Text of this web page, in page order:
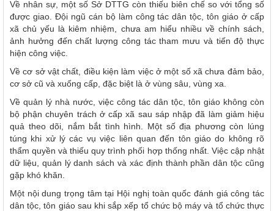
Về nhân sự, một số Sở DTTG còn thiếu biên chế so với tổng số
được giao. Đội ngũ cán bộ làm công tác dân tộc, tôn giáo ở cấp
xã chủ yếu là kiêm nhiệm, chưa am hiểu nhiều về chính sách,
ảnh hưởng đến chất lượng công tác tham mưu và tiến độ thực
hiện công việc.
Về cơ sở vật chất, điều kiện làm việc ở một số xã chưa đảm bảo,
cơ sở cũ và xuống cấp, đặc biệt là ở vùng sâu, vùng xa.
Về quản lý nhà nước, việc công tác dân tộc, tôn giáo không còn
bộ phận chuyên trách ở cấp xã sau sáp nhập đã làm giảm hiệu
quả theo dõi, nắm bắt tình hình. Một số địa phương còn lúng
túng khi xử lý các vụ việc liên quan đến tôn giáo do không rõ
thẩm quyền và thiếu quy trình phối hợp thống nhất. Việc cập nhật
dữ liệu, quản lý danh sách và xác định thành phần dân tộc cũng
gặp khó khăn.
Một nội dung trọng tâm tại Hội nghị toàn quốc đánh giá công tác
dân tộc, tôn giáo sau khi sắp xếp tổ chức bộ máy và tổ chức thực